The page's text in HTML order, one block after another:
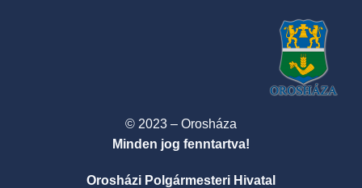
© 2023 – Orosháza
Minden jog fenntartva!
Orosházi Polgármesteri Hivatal